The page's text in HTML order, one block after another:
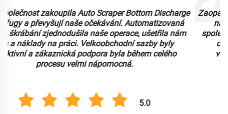
Zaopatřili jsme si Vertikální horní výložkové centrifugy pro
naši potravinářskou zpracovací zařízení a fungují
spolehlivě. Design umožňuje snadné vyvrácení a čištění,
což je klíčové pro naši pracovní postup. Cena ve
velkoobchodu byla vynikající, což nám umožnilo
upgradovat naše vybavení. Doporučujeme!